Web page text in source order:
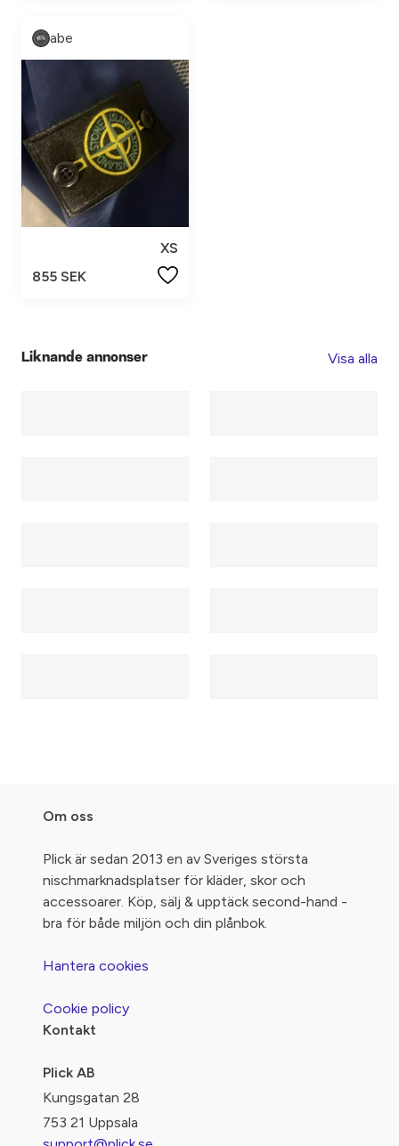
abe
XS
855 SEK
Liknande annonser Visa alla
Om oss
Plick är sedan 2013 en av Sveriges största
nischmarknadsplatser för kläder, skor och
accessoarer. Köp, sälj & upptäck second-hand -
bra för både miljön och din plånbok.
Hantera cookies
Cookie policy
Kontakt
Plick AB
Kungsgatan 28
753 21 Uppsala